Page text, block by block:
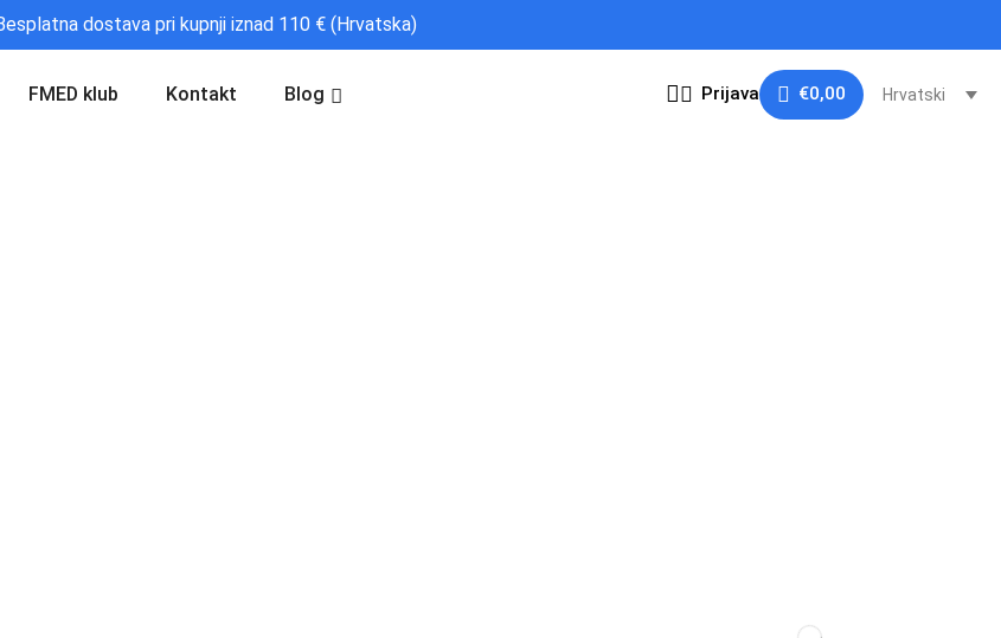
dostava pri kupnji iznad 110 € (Hrvatska)
FMED klub Kontakt Blog Prijava €0,00 Hrvatski